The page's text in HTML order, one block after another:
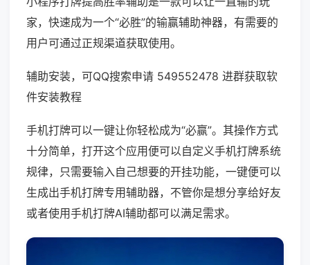
家，快速成为一个“必胜”的输赢辅助神器，有需要的
用户可通过正规渠道获取使用。
辅助安装，可QQ搜索申请 549552478 进群获取软
件安装教程
手机打牌可以一键让你轻松成为“必赢”。其操作方式
十分简单，打开这个应用便可以自定义手机打牌系统
规律，只需要输入自己想要的开挂功能，一键便可以
生成出手机打牌专用辅助器，不管你是想分享给好友
或者使用手机打牌AI辅助都可以满足需求。